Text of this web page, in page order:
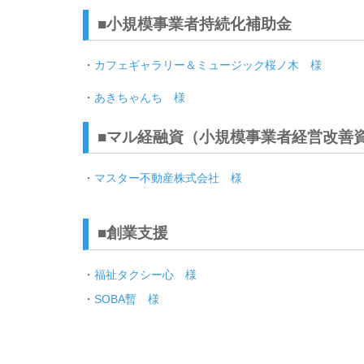
■小規模事業者持続化補助金
・ カフェギャラリー＆ミュージック桜ノ木 様
・ あきちゃんち 様
■マル経融資（小規模事業者経営改善
・ マスター不動産株式会社 様
■創業支援
・ 福祉タクシー心 様
・ SOBA暫 様